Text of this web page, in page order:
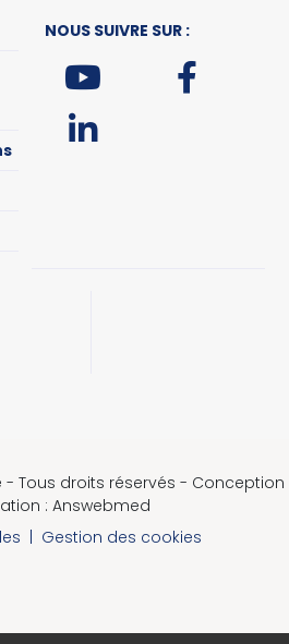
NOUS SUIVRE SUR :
Tous droits réservés - Conception
: Answebmed
| Gestion des cookies